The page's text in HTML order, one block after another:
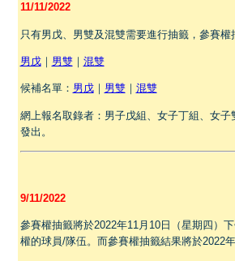
11/11/2022
只有男戊、男雙及混雙需要進行抽籤，參賽權
男戊｜ 男雙｜ 混雙
候補名單： 男戊｜ 男雙｜ 混雙
網上報名取錄者：男子戊組、女子丁組、女
發出。
9/11/2022
參賽權抽籤將於2022年11月10日（星期四）
權的球員/隊伍。而參賽權抽籤結果將於2022